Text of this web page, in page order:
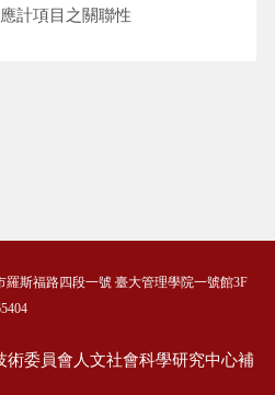
計項目之關聯性
羅斯福路四段一號 臺大管理學院一號館3F
術委員會人文社會科學研究中心補